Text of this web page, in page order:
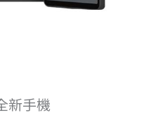
新手機